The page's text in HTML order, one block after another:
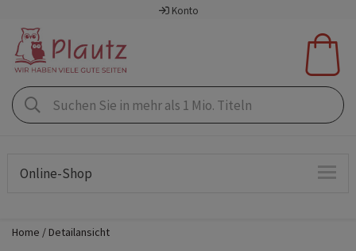
Konto
Online-Shop
Home Detailansicht